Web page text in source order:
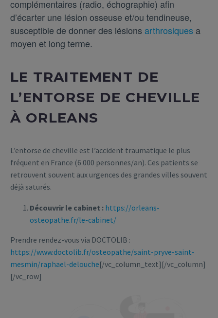
complémentaires (radio, échographie) afin
d’écarter une lésion osseuse et/ou tendineuse,
susceptible de donner des lésions arthrosiques a
moyen et long terme.
LE TRAITEMENT DE
L’ENTORSE DE CHEVILLE
À ORLEANS
L’entorse de cheville est l’accident traumatique le plus
fréquent en France (6 000 personnes/an). Ces patients se
retrouvent souvent aux urgences des grandes villes souvent
déjà saturés.
Découvrir le cabinet : https://orleans-
osteopathe.fr/le-cabinet/
Prendre rendez-vous via DOCTOLIB :
https://www.doctolib.fr/osteopathe/saint-pryve-saint-
mesmin/raphael-delouche[/vc_column_text][/vc_column]
[/vc_row]